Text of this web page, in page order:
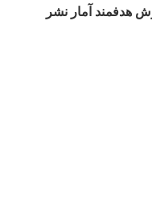
هدفمند آمار نشر